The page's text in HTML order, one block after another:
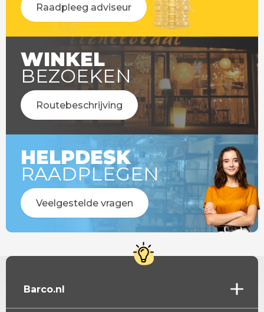
Raadpleeg adviseur
WINKEL
BEZOEKEN
Routebeschrijving
HELPDESK
RAADPLEGEN
Veelgestelde vragen
Barco.nl